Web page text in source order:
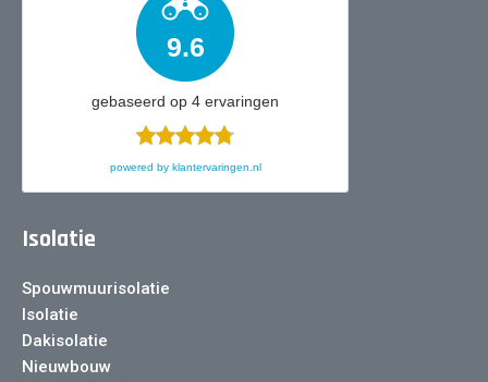
9.6
gebaseerd op 4 ervaringen
powered by klantervaringen.nl
Isolatie
Spouwmuurisolatie
Isolatie
Dakisolatie
Nieuwbouw